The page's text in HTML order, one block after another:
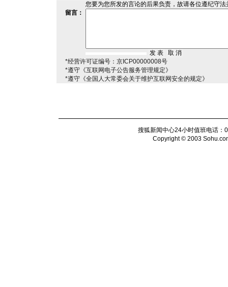
您要为您所发的言论的后果负责，故请各位遵纪守
留言：
*经营许可证编号：京ICP00000008号
*遵守《互联网电子公告服务管理规定》
*遵守《全国人大常委会关于维护互联网安全的规定》
搜狐新闻中心24小时值班电话
Copyright © 2003